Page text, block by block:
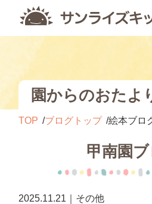
園からのおたよ
TOP ブログトップ 絵本ブロ
甲南園
2025.11.21｜その他